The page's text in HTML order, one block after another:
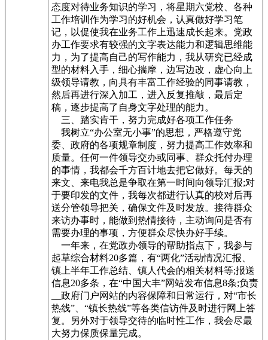
态度对待业务知识的学习，将星期六党校、各种
工作培训作为学习的好机会，认真做好学习笔
记，以促使我在业务工作上迅速成长起来。党政
办工作要求有较强的文字表达能力和逻辑思维能
力，为了提高自己的写作能力，我从研究已经成
型的材料入手，细心揣摩，边写边改，虚心向上
级领导请教，向具有丰富工作经验的同事请教，
然后再进行深入加工，进入反复推敲，最后定
稿，逐步提高了自身文字处理的能力。
三、踏实肯干，努力完成好各项工作任务
我树立“办公室无小事”的思想，严格遵守党
委、政府的各项规章制度，努力提高工作效率和
质量。任何一件领导交办或同事、群众托付办理
的事情，我都会千方百计地去把它做好。每天的
来文、来电我总是争取在第一时间向领导汇报;对
于要印发的文件，我每次都进行认真的校对后再
送分管领导把关，确保文件及时发放。接待群众
来访办事时，能做到热情接待，主动询问是否有
需要办理的事项，方便群众尽快办好手续。
一年来，在党政办领导的帮助指点下，我参与
起草综合材料20多篇，有“两化”活动情况汇报、
镇上半年工作总结、镇人代会的相关材料等;报送
信息20多条，在“中国大丰”网站发布信息8条;负责
政府门户网站的内容保障和日常运行，对“市长
热线”、“镇长热线”等各类信访件及时进行网上答
复。另外对于领导交待的临时性工作，我会尽最
大努力保质保量完成。